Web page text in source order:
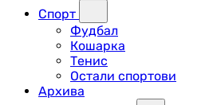
Спорт
Фудбал
Кошарка
Тенис
Остали спортови
Архива